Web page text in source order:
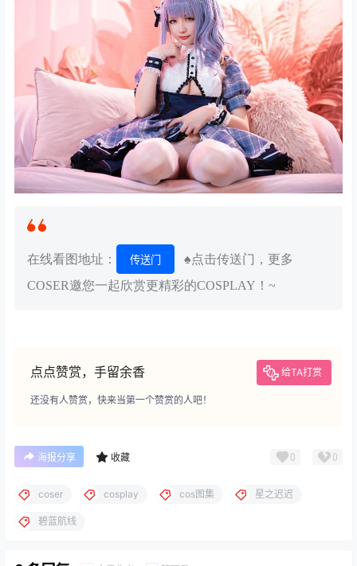
在线看图地址： 传送门
♠点击传送门，更多
COSER邀您一起欣赏更精彩的COSPLAY！~
点点赞赏，手留余香 给TA打赏
还没有人赞赏，快来当第一个赞赏的人吧！
海报分享 收藏 0 0
coser cosplay cos图集 星之迟迟
碧蓝航线